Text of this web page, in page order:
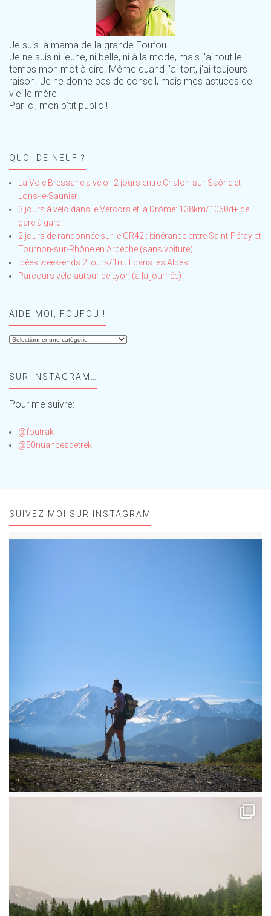
Je suis la mama de la grande Foufou.
Je ne suis ni jeune, ni belle, ni à la mode, mais j'ai tout le
temps mon mot à dire. Même quand j'ai tort, j'ai toujours
raison. Je ne donne pas de conseil, mais mes astuces de
vieille mère
Par ici, mon p'tit public !
QUOI DE NEUF ?
La Voie Bressane à vélo : 2 jours entre Chalon-sur-Saône et
Lons-le-Saunier
3 jours à vélo dans le Vercors et la Drôme: 138km/1060d+ de
gare à gare
2 jours de randonnée sur le GR42 : itinérance entre Saint-Péray et
Tournon-sur-Rhône en Ardèche (sans voiture)
Idées week-ends 2 jours/1nuit dans les Alpes
Parcours vélo autour de Lyon (à la journée)
AIDE-MOI, FOUFOU !
Aide-
!SUR INSTAGRAM…
Pour me suivre:
@foutrak
@50nuancesdetrek
SUIVEZ MOI SUR INSTAGRAM